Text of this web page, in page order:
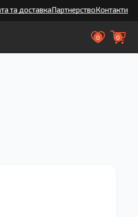
та доставкаПартнерствоКонтакти
0 0